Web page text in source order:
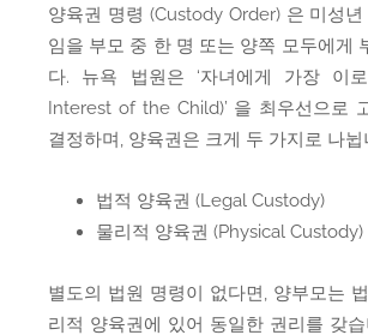
양육권 명령 (Custody Order) 은 미성
임을 부모 중 한 명 또는 양쪽 모두에게
다. 뉴욕 법원은 ‘자녀에게 가장 이
Interest of the Child)’ 을 최우선으로
결정하며, 양육권은 크게 두 가지로 나뉩
법적 양육권 (Legal Custody)
물리적 양육권 (Physical Custody)
별도의 법원 명령이 없다면, 양부모는
리적 양육권에 있어 동일한 권리를 갖